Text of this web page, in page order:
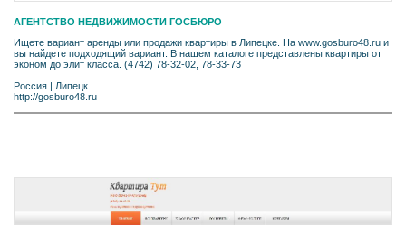
АГЕНТСТВО НЕДВИЖИМОСТИ ГОСБЮРО
Ищете вариант аренды или продажи квартиры в Липецке. На www.gosburo48.ru и
вы найдете подходящий вариант. В нашем каталоге представлены квартиры от
эконом до элит класса. (4742) 78-32-02, 78-33-73
Россия
Липецк
http://gosburo48.ru